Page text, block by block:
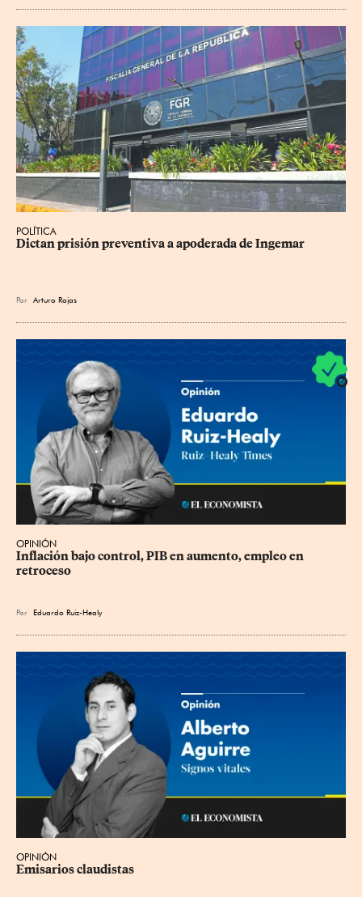
POLÍTICA
Dictan prisión preventiva a apoderada de Ingemar
Por Arturo Rojas
OPINIÓN
Inflación bajo control, PIB en aumento, empleo en
retroceso
Por Eduardo Ruiz-Healy
OPINIÓN
Emisarios claudistas